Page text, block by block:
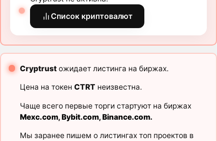
Список криптовалют
Cryptrustожидает листинга на биржах.
Цена на токен CTRT неизвестна.
Чаще всего первые торги стартуют на биржах
Mexc.com,Bybit.com,Binance.com.
Мы заранее пишем о листингах топ проектов в